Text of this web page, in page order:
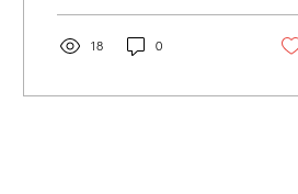
Diese Methoden...
18 0